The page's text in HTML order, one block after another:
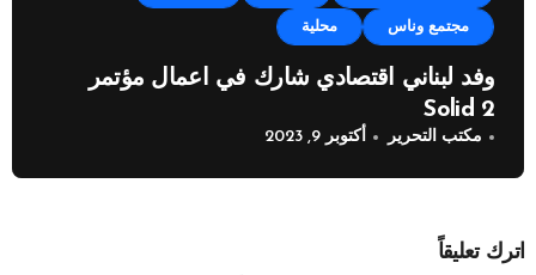
مجتمع وناس محلية
وفد لبناني اقتصادي شارك في اعمال مؤتمر
Solid 2
مكتب التحرير أكتوبر 9, 2023
اترك تعليقاً